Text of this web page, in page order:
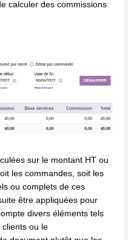
calculer des commissions
sur le montant HT ou
les commandes, soit les
ou complets de ces
être appliquées pour
divers éléments tels
ou le